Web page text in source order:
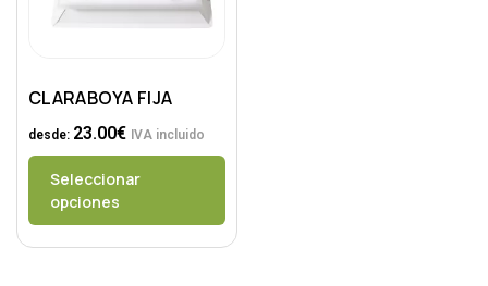
CLARABOYA FIJA
desde: 23.00€ IVA incluido
Seleccionar
opciones